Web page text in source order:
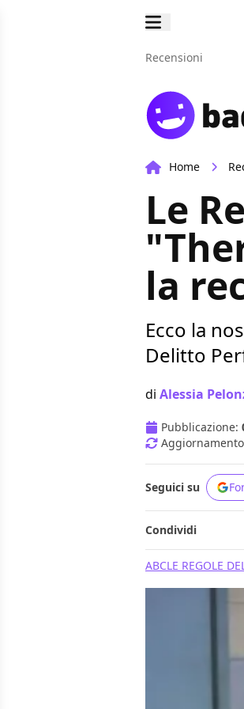
Recensioni
Home
Le
la
Ecco la
Delitto
di Alessia
Pubblicazione:
Seguici su
Condividi
ABCLE REGOLE